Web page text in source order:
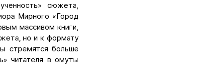
сюжета,
Мирного «Город
массивом книги,
но и к формату
стремятся больше
читателя в омуты